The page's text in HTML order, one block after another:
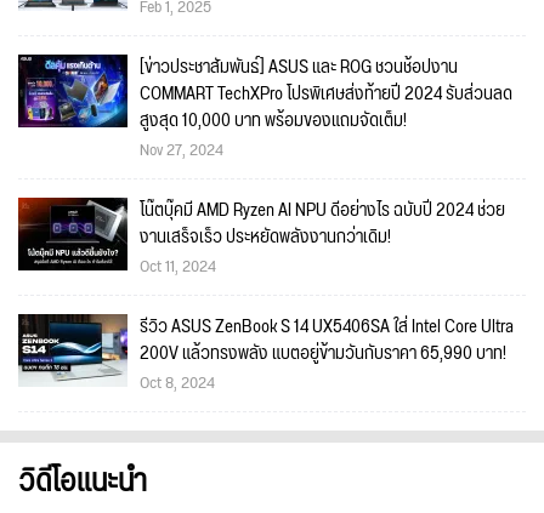
Feb 1, 2025
[ข่าวประชาสัมพันธ์] ASUS และ ROG ชวนช้อปงาน
COMMART TechXPro โปรพิเศษส่งท้ายปี 2024 รับส่วนลด
สูงสุด 10,000 บาท พร้อมของแถมจัดเต็ม!
Nov 27, 2024
โน๊ตบุ๊คมี AMD Ryzen AI NPU ดีอย่างไร ฉบับปี 2024 ช่วย
งานเสร็จเร็ว ประหยัดพลังงานกว่าเดิม!
Oct 11, 2024
รีวิว ASUS ZenBook S 14 UX5406SA ใส่ Intel Core Ultra
200V แล้วทรงพลัง แบตอยู่ข้ามวันกับราคา 65,990 บาท!
Oct 8, 2024
วิดีโอแนะนำ